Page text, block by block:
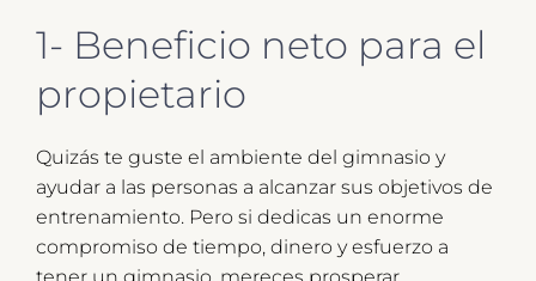
1- Beneficio neto para el
propietario
Quizás te guste el ambiente del gimnasio y
ayudar a las personas a alcanzar sus objetivos de
entrenamiento. Pero si dedicas un enorme
compromiso de tiempo, dinero y esfuerzo a